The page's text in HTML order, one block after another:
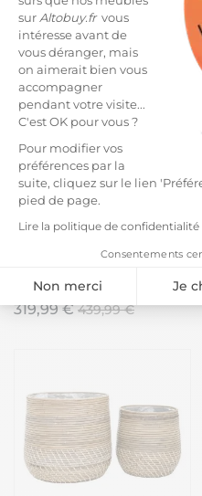
surAltobuy.frvous
intéresse avant de
vous déranger, mais
on aimerait bien vous
accompagner
pendant votre visite...
C'est OK pour vous ?
Pour modifier vos
préférences par la
suite, cliquez sur le lien
pied de page.
Lire la politique de confidentialité
Consentements
Non merci Je
Axeptio consent
Plateforme de Gestion du
Mousse Ep.20cm +
Sommier Tapissier Blanc
90x190 cm
269,99 €379,99 €
Table à Langer en Hêtre
319,99 €439,99 €